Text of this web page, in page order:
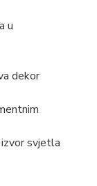
u
dekor
svjetla